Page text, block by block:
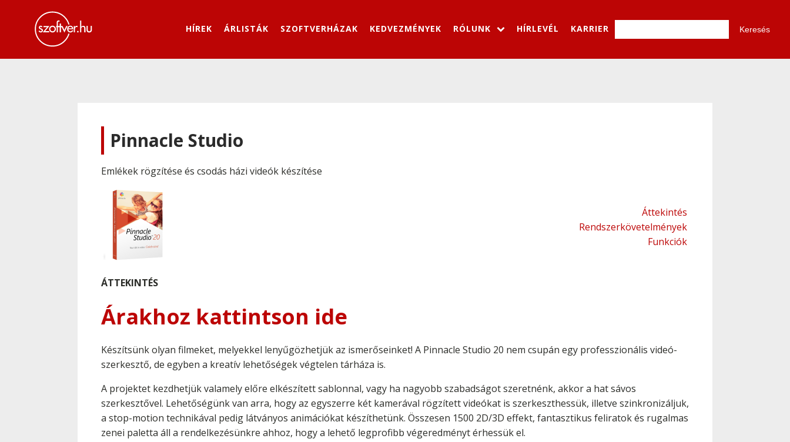
HÍREK ÁRLISTÁK SZOFTVERHÁZAK KEDVEZMÉNYEK RÓLUNK HÍRLEVÉL KARRIER
Pinnacle Studio
Emlékek rögzítése és csodás házi videók készítése
Áttekintés
Rendszerkövetelmények
Funkciók
ÁTTEKINTÉS
Árakhoz kattintson ide
Készítsünk olyan filmeket, melyekkel lenyűgözhetjük az ismerőseinket! A Pinnacle Studio 20 nem csupán egy professzionális videó-
szerkesztő, de egyben a kreatív lehetőségek végtelen tárháza is.
A projektet kezdhetjük valamely előre elkészített sablonnal, vagy ha nagyobb szabadságot szeretnénk, akkor a hat sávos
szerkesztővel. Lehetőségünk van arra, hogy az egyszerre két kamerával rögzített videókat is szerkeszthessük, illetve szinkronizáljuk,
a stop-motion technikával pedig látványos animációkat készíthetünk. Összesen 1500 2D/3D effekt, fantasztikus feliratok és rugalmas
zenei paletta áll a rendelkezésünkre ahhoz, hogy a lehető legprofibb végeredményt érhessük el.